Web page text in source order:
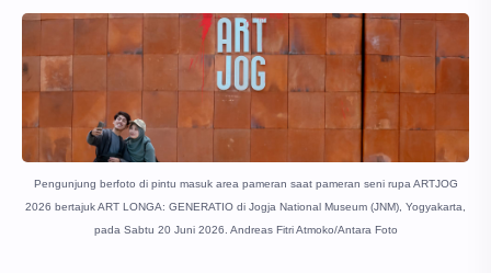
Pengunjung berfoto di pintu masuk area pameran saat pameran seni rupa ARTJOG
2026 bertajuk ART LONGA: GENERATIO di Jogja National Museum (JNM), Yogyakarta,
pada Sabtu 20 Juni 2026. Andreas Fitri Atmoko/Antara Foto